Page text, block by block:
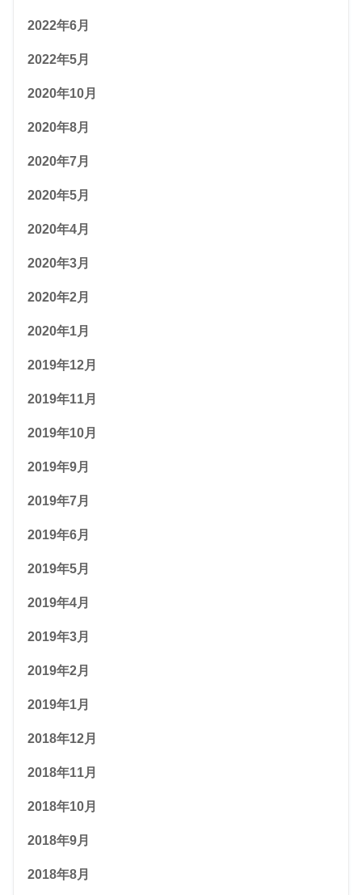
2022年6月
2022年5月
2020年10月
2020年8月
2020年7月
2020年5月
2020年4月
2020年3月
2020年2月
2020年1月
2019年12月
2019年11月
2019年10月
2019年9月
2019年7月
2019年6月
2019年5月
2019年4月
2019年3月
2019年2月
2019年1月
2018年12月
2018年11月
2018年10月
2018年9月
2018年8月